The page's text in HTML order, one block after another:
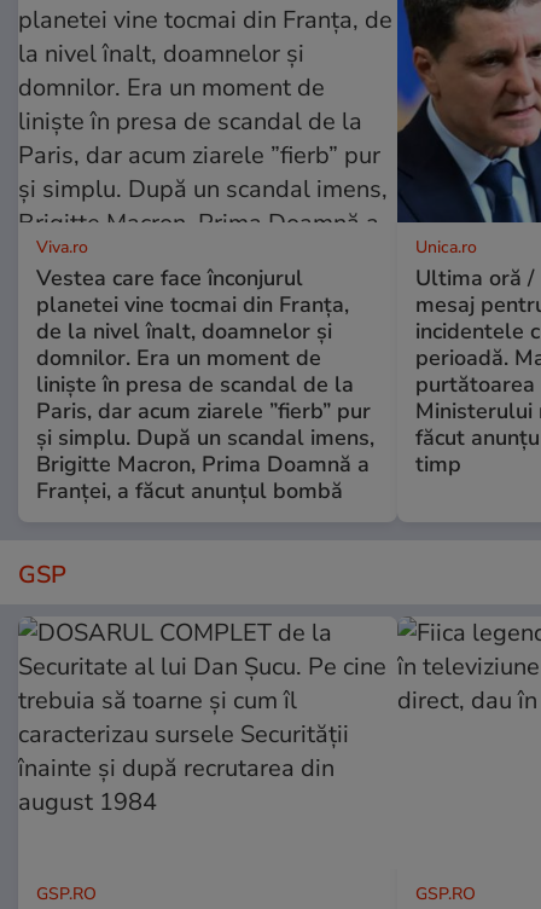
Viva.ro
Vestea care face înconjurul
planetei vine tocmai din Franța,
de la nivel înalt, doamnelor și
domnilor. Era un moment de
liniște în presa de scandal de la
Paris, dar acum ziarele ”fierb” pur
și simplu. După un scandal imens,
Brigitte Macron, Prima Doamnă a
Franței, a făcut anunțul bombă
Unica.ro
Ultima oră /
mesaj
incidentele
perioadă.
purtătoarea
Ministerului
făcut
timp
GSP
GSP.RO GSP.RO